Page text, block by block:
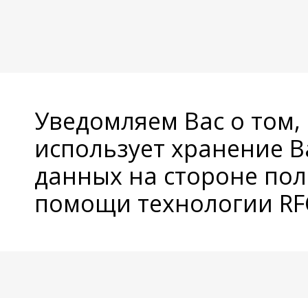
Уведомляем Вас о
использует хранение
данных на стороне
помощи технологии